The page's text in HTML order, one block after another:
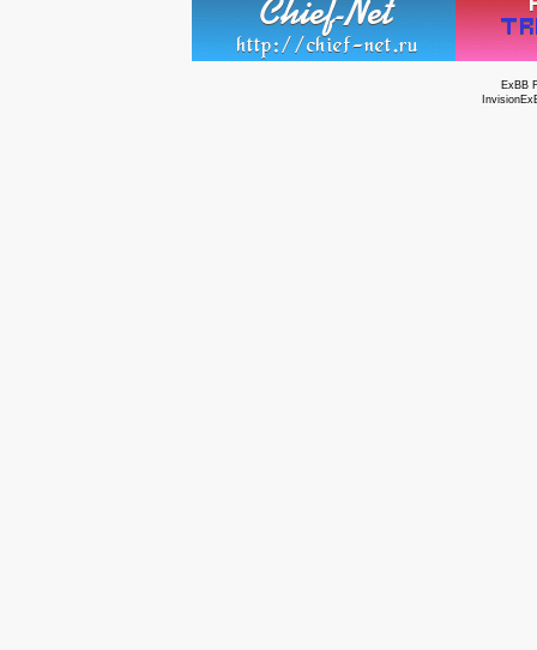
ExBB